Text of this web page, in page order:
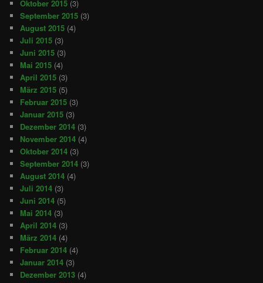
Oktober 2015 (3)
September 2015 (3)
August 2015 (4)
Juli 2015 (3)
Juni 2015 (3)
Mai 2015 (4)
April 2015 (3)
März 2015 (5)
Februar 2015 (3)
Januar 2015 (3)
Dezember 2014 (3)
November 2014 (4)
Oktober 2014 (3)
September 2014 (3)
August 2014 (4)
Juli 2014 (3)
Juni 2014 (5)
Mai 2014 (3)
April 2014 (3)
März 2014 (4)
Februar 2014 (4)
Januar 2014 (3)
Dezember 2013 (4)